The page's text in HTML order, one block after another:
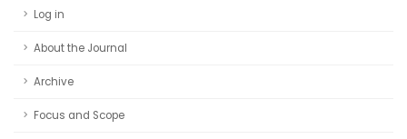
Log in
About the Journal
Archive
Focus and Scope